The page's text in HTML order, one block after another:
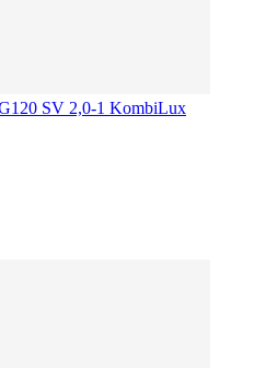
SV 2,0-1 KombiLux